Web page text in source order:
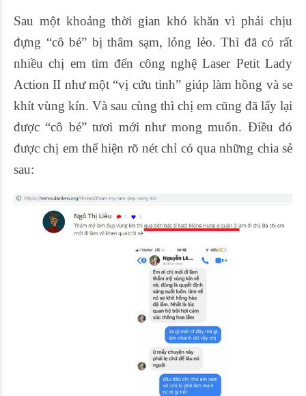
Sau một khoảng thời gian khó khăn vì phải chịu
đựng “cô bé” bị thâm sạm, lỏng lẻo. Thì đã có rất
nhiều chị em tìm đến công nghệ Laser Petit Lady
Action II như một “vị cứu tinh” giúp làm hồng và se
khít vùng kín. Và sau cùng thì chị em cũng đã lấy lại
được “cô bé” tươi mới như mong muốn. Điều đó
được chị em thể hiện rõ nét chỉ có qua những chia sẻ
sau: